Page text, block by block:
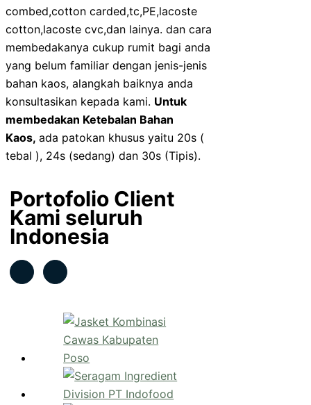
combed,cotton carded,tc,PE,lacoste
cotton,lacoste cvc,dan lainya. dan cara
membedakanya cukup rumit bagi anda
yang belum familiar dengan jenis-jenis
bahan kaos, alangkah baiknya anda
konsultasikan kepada kami. Untuk
membedakan Ketebalan Bahan
Kaos, ada patokan khusus yaitu 20s (
tebal ), 24s (sedang) dan 30s (Tipis).
Portofolio Client
Kami seluruh
Indonesia